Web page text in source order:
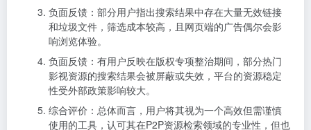
负面反馈：部分用户指出搜索结果中存在大量无效链接
和垃圾文件，筛选成本较高，且网页端的广告偶尔会影
响浏览体验。
负面反馈：有用户反映在版权专项整治期间，部分热门
影视资源的搜索结果会被屏蔽或失效，平台的资源稳定
性受外部政策影响较大。
综合评价：总体而言，用户将其视为一个高效但需谨慎
使用的工具，认可其在P2P资源检索领域的专业性，但也